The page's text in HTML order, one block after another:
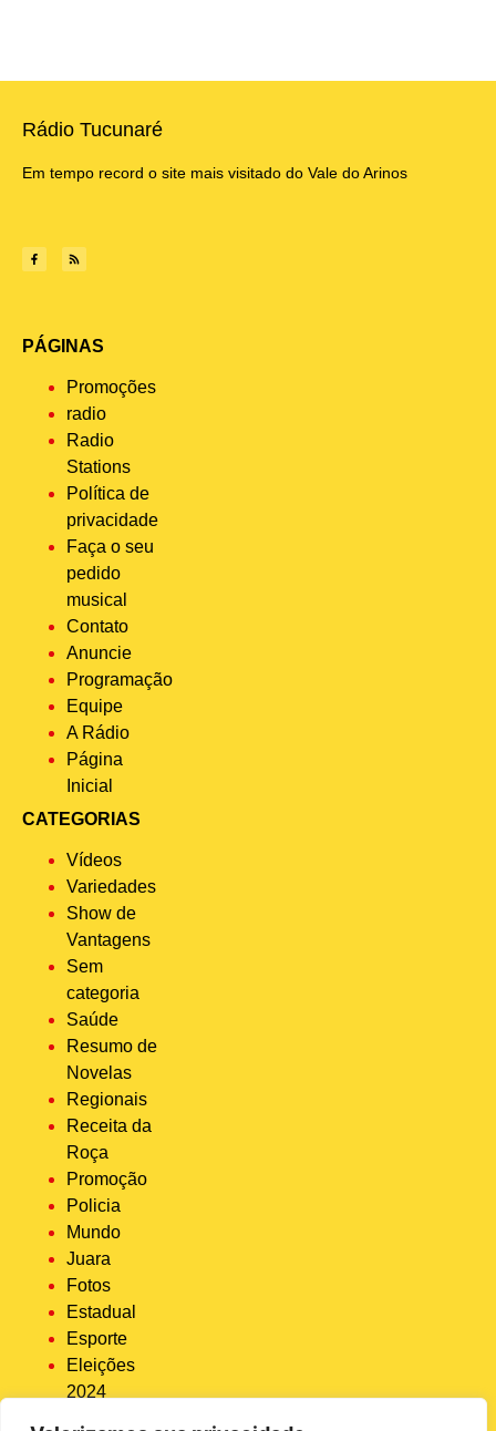
Rádio Tucunaré
Em tempo record o site mais visitado do Vale do Arinos
PÁGINAS
Promoções
radio
Radio
Stations
Política de
privacidade
Faça o seu
pedido
musical
Contato
Anuncie
Programação
Equipe
A Rádio
Página
Inicial
CATEGORIAS
Vídeos
Variedades
Show de
Vantagens
Sem
categoria
Saúde
Resumo de
Novelas
Regionais
Receita da
Roça
Promoção
Policia
Mundo
Juara
Fotos
Estadual
Esporte
Eleições
2024